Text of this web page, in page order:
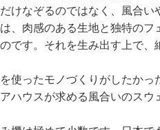
けなぞるのではなく、風合
、肉感のある生地と独特の
です。それを生み出す上で、
使ったモノづくりがしたか
ハウスが求める風合いのス